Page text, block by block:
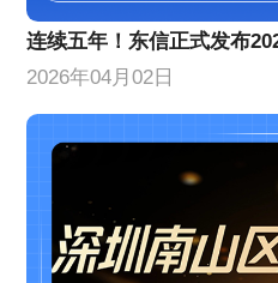
连续五年！东信正式发布
2026年04月02日